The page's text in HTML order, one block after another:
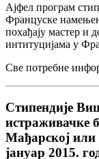
Ајфел програм
Француске
похађају мастер и
интитуцијама у
Све потребне
Стипендије
истраживачке
Мађарској или
јануар 2015.